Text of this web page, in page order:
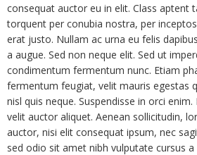
consequat auctor eu in elit. Class aptent
torquent per conubia nostra, per
erat justo. Nullam ac urna eu felis
a augue. Sed non neque elit. Sed ut
condimentum fermentum nunc. Etiam
fermentum feugiat, velit mauris egestas
nisl quis neque. Suspendisse in orci
velit auctor aliquet. Aenean sollicitudin,
auctor, nisi elit consequat ipsum, nec
sed odio sit amet nibh vulputate cursus